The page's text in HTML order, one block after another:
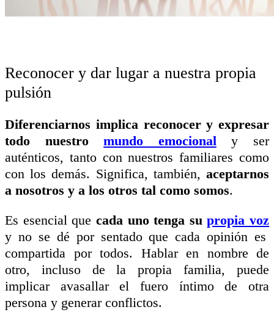
Reconocer y dar lugar a nuestra propia
pulsión
Diferenciarnos implica reconocer y expresar
todo nuestromundo emocional
y ser
auténticos, tanto con nuestros familiares como
con los demás. Significa, también, aceptarnos
a nosotros y a los otros tal como somos.
Es esencial que cada uno tenga supropia voz
y no se dé por sentado que cada opinión es
compartida por todos. Hablar en nombre de
otro, incluso de la propia familia, puede
implicar avasallar el fuero íntimo de otra
persona y generar conflictos.